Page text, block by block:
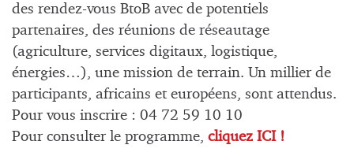
des rendez-vous BtoB avec de potentiels
partenaires, des réunions de réseautage
(agriculture, services digitaux, logistique,
énergies…), une mission de terrain. Un millier de
participants, africains et européens, sont attendus.
Pour vous inscrire : 04 72 59 10 10
Pour consulter le programme, cliquez ICI !